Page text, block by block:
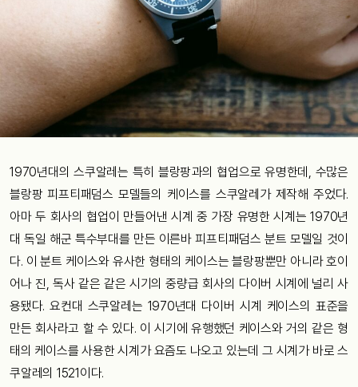
1970년대의 스쿠알레는 특히 블랑팡과의 협업으로 유명한데, 수많은
블랑팡 피프티패덤스 모델들의 케이스를 스쿠알레가 제작해 주었다.
아마 두 회사의 협업이 만들어낸 시계 중 가장 유명한 시계는 1970년
대 독일 해군 특수부대를 만든 이른바 피프티패덤스 분트 모델일 것이
다. 이 분트 케이스와 유사한 형태의 케이스는 블랑팡뿐만 아니라 호이
어나 진, 독사 같은 같은 시기의 중량급 회사의 다이버 시계에 널리 사
용됐다. 요컨대 스쿠알레는 1970년대 다이버 시계 케이스의 표준을
만든 회사라고 할 수 있다. 이 시기에 유행했던 케이스와 거의 같은 형
태의 케이스를 사용한 시계가 요즘도 나오고 있는데 그 시계가 바로 스
쿠알레의 1521이다.